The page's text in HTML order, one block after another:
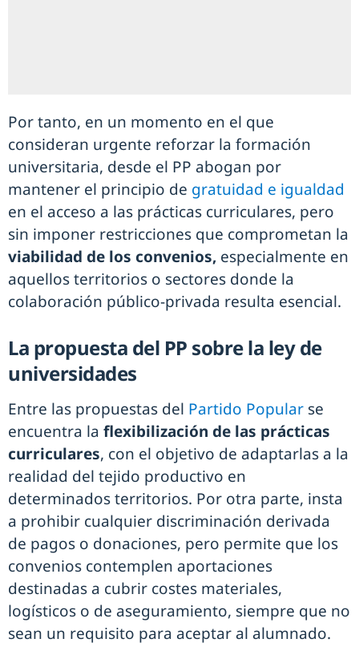
Por tanto, en un momento en el que
consideran urgente reforzar la formación
universitaria, desde el PP abogan por
mantener el principio de gratuidad e igualdad
en el acceso a las prácticas curriculares, pero
sin imponer restricciones que comprometan la
viabilidad de los convenios, especialmente en
aquellos territorios o sectores donde la
colaboración público-privada resulta esencial.
La propuesta del PP sobre la ley de
universidades
Entre las propuestas del Partido Popular se
encuentra la flexibilización de las prácticas
curriculares, con el objetivo de adaptarlas a la
realidad del tejido productivo en
determinados territorios. Por otra parte, insta
a prohibir cualquier discriminación derivada
de pagos o donaciones, pero permite que los
convenios contemplen aportaciones
destinadas a cubrir costes materiales,
logísticos o de aseguramiento, siempre que no
sean un requisito para aceptar al alumnado.